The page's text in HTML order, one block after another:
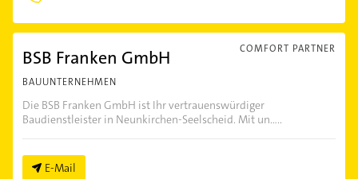
COMFORT PARTNER
BSB Franken GmbH
BAUUNTERNEHMEN
Die BSB Franken GmbH ist Ihr vertrauenswürdiger
Baudienstleister in Neunkirchen-Seelscheid. Mit un.....
E-Mail